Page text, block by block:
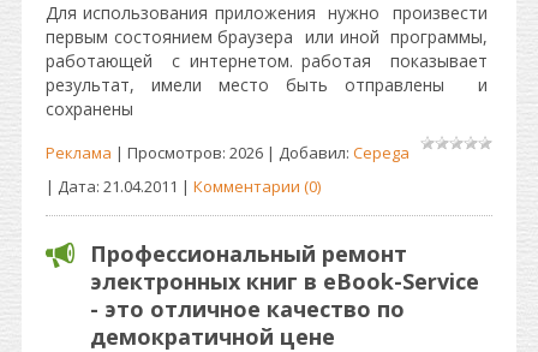
Для использования приложения нужно произвести
первым состоянием браузера или иной программы,
работающей с интернетом. работая показывает
результат, имели место быть отправлены и
сохранены
Реклама | Просмотров: 2026 | Добавил: Cepega
| Дата: 21.04.2011 | Комментарии (0)
Профессиональный ремонт
электронных книг в eBook-Service
- это отличное качество по
демократичной цене